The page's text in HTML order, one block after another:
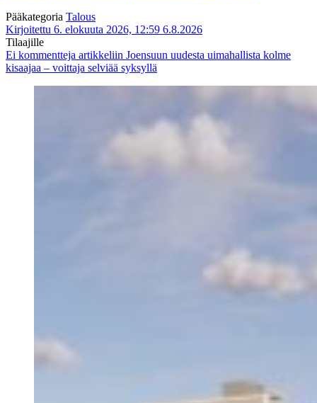
Pääkategoria Talous
Kirjoitettu 6. elokuuta 2026, 12:59 6.8.2026
Tilaajille
Ei kommentteja artikkeliin Joensuun uudesta uimahallista kolme
kisaajaa – voittaja selviää syksyllä